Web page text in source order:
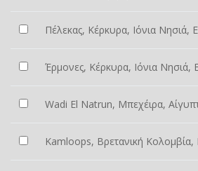
Πέλεκας, Κέρκυρα, Ιόνια Νησιά,
Έρμονες, Κέρκυρα, Ιόνια Νησιά,
Wadi El Natrun, Μπεχέιρα,
Kamloops, Βρετανική Κολομβία,